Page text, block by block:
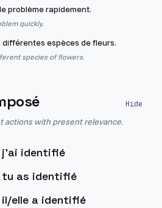
problème rapidement.
quickly.
différentes espèces de fleurs.
species of flowers.
actions with present relevance.
j'ai identifié
tu as identifié
il/elle a identifié